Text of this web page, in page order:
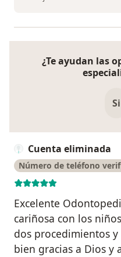
¿Te ayudan las
Si
Cuenta eliminada
Número de teléfono
Excelente
cariñosa con los
dos procedimientos
bien gracias a Dios y